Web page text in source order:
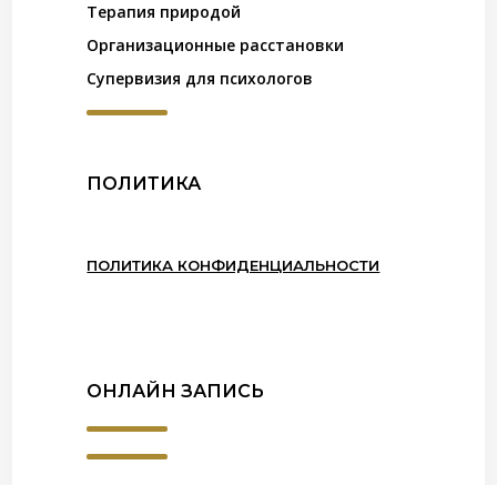
Терапия природой
Организационные расстановки
Супервизия для психологов
ПОЛИТИКА
ПОЛИТИКА КОНФИДЕНЦИАЛЬНОСТИ
ОНЛАЙН ЗАПИСЬ